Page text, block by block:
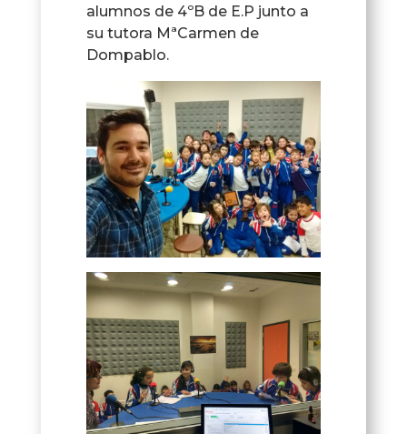
alumnos de 4ºB de E.P junto a
su tutora MªCarmen de
Dompablo.